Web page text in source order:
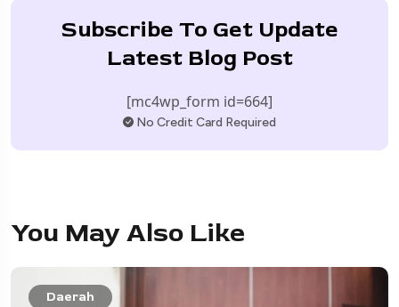
Subscribe To Get Update
Latest Blog Post
[mc4wp_form id=664]
No Credit Card Required
You May Also Like
Daerah